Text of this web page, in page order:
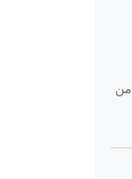
القضية رقم ‎1088‏/‎2019‏ المنعقدة في محكمة استئناف رام الله بتاريخ ‎2020-01-09‏ استئناف حقوق حقوق - التأمين - التغطية التي يوفرها عقد التأمين المادة رقم 12 من